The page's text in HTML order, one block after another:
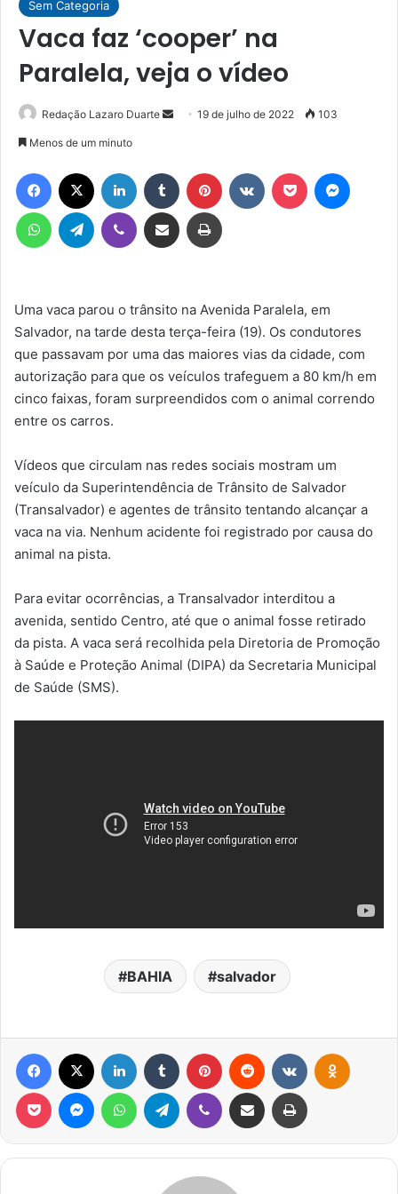
Sem Categoria
Vaca faz ‘cooper’ na
Paralela, veja o vídeo
Redação Lazaro Duarte
Mande
mail
19 de julho de 2022 103
Menos de um minuto
Facebook Linkedin Tumblr Pinterest Pocket
WhatsAppTelegram Viber Compartilhar via e-mail Imprimir
Uma vaca parou o trânsito na Avenida Paralela, em
Salvador, na tarde desta terça-feira (19). Os condutores
que passavam por uma das maiores vias da cidade, com
autorização para que os veículos trafeguem a 80 km/h em
cinco faixas, foram surpreendidos com o animal correndo
entre os carros.
Vídeos que circulam nas redes sociais mostram um
veículo da Superintendência de Trânsito de Salvador
(Transalvador) e agentes de trânsito tentando alcançar a
vaca na via. Nenhum acidente foi registrado por causa do
animal na pista.
Para evitar ocorrências, a Transalvador interditou a
avenida, sentido Centro, até que o animal fosse retirado
da pista. A vaca será recolhida pela Diretoria de Promoção
à Saúde e Proteção Animal (DIPA) da Secretaria Municipal
de Saúde (SMS).
BAHIA salvador
Facebook Linkedin Tumblr Pinterest Reddit
Pocket MessengerWhatsAppTelegram Viber Compartilhar via e-mail Imprimir